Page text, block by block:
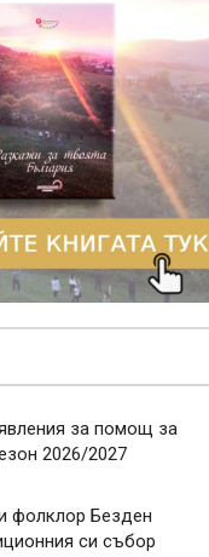
за помощ за
2026/2027
фолклор Безден
си събор